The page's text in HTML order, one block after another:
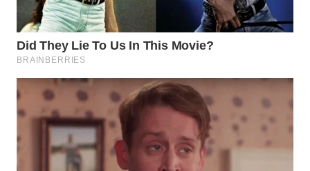
PURWAKARTA
WN
PRIANGAN
WN
SEMARANG